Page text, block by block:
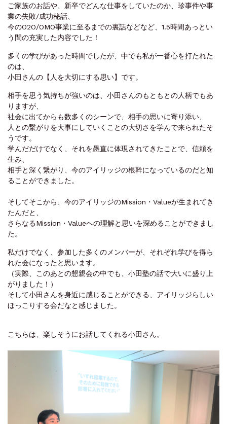
ご家族のお話や、新卒でどんな仕事をしていたのか、珍事件や事
業の失敗/成功秘話、
今のO2O/OMO事業に至るまでの裏話などなど、1.5時間あっとい
う間の充実した内容でした！
多くの学びがあった時間でしたが、中でも私が一番心を打たれた
のは、
小田さんの【人を大切にする思い】です。
相手を思う気持ちが強いのは、小田さんのもともとの人柄でもあ
りますが、
社会に出てからも数多くのシーンで、相手の思いに寄り添い、
人との繋がりを大事にしていくことの大切さを学んで来られたそ
うです。
学んだだけでなく、それを愚直に体現されてきたことで、信頼を
生み、
相手と深く繋がり、今のアイリッジの根幹になっているのだと知
ることができました。
そしてそこから、今のアイリッジのMission・Valueが生まれてき
たんだと、
さらなるMission・Valueへの理解と思いを深めることができまし
た。
私だけでなく、参加した多くのメンバーが、それぞれ学びを得ら
れた会になったと思います。
（実際、このあとの懇親会の中でも、小田塾の話で大いに盛り上
がりました！）
そして小田さんを身近に感じることができる、アイリッジらしい
ほっこりする会だなと感じました。
こちらは、楽しそうにお話してくれる小田さん。